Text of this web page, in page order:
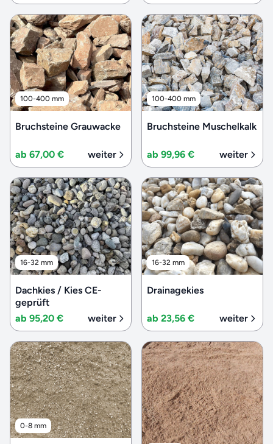
100-400 mm
Bruchsteine Grauwacke
ab 67,00 € weiter
100-400 mm
Bruchsteine Muschelkalk
ab 99,96 € weiter
16-32 mm
Dachkies / Kies CE-
geprüft
ab 95,20 €
weiter
16-32 mm
Drainagekies
ab 23,56 € weiter
0-8 mm